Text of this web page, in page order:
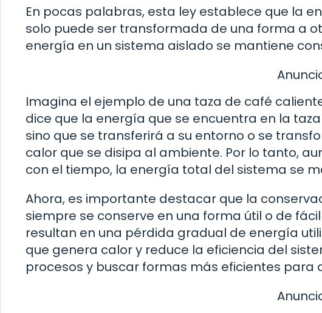
En pocas palabras, esta ley establece que la
solo puede ser transformada de una forma a
energía en un sistema aislado se mantiene
Imagina el ejemplo de una taza de café
dice que la energía que se encuentra en la
sino que se transferirá a su entorno o se
calor que se disipa al ambiente. Por lo tanto,
con el tiempo, la energía total del sistema se
Ahora, es importante destacar que la
siempre se conserve en una forma útil o de
resultan en una pérdida gradual de energía
que genera calor y reduce la eficiencia del
procesos y buscar formas más eficientes